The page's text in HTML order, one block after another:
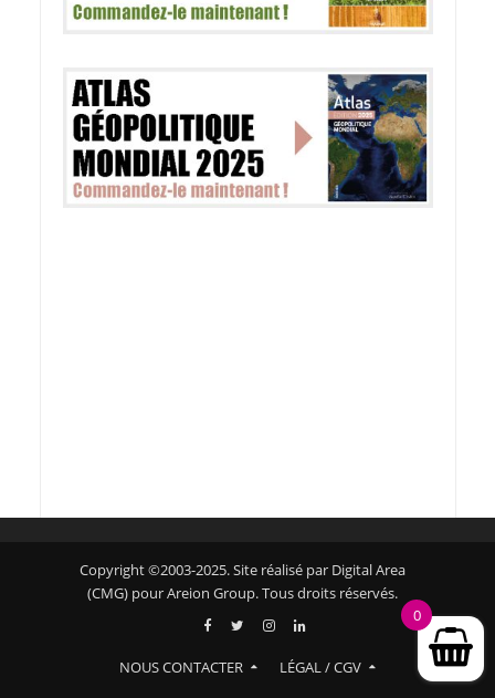
Copyright ©2003-2025. Site réalisé par Digital Area
(CMG) pour Areion Group. Tous droits réservés.
NOUS CONTACTER LÉGAL / CGV
0